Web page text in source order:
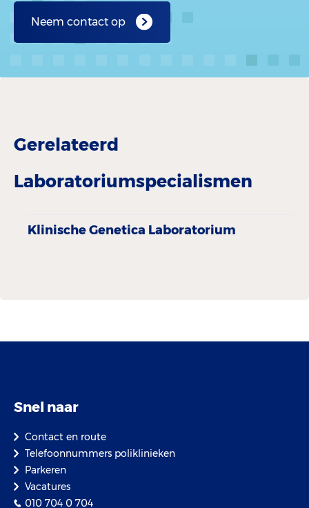
Neem contact op
Gerelateerd
Laboratoriumspecialismen
Klinische Genetica Laboratorium
Snel naar
Contact en route
Telefoonnummers poliklinieken
Parkeren
Vacatures
010 704 0 704